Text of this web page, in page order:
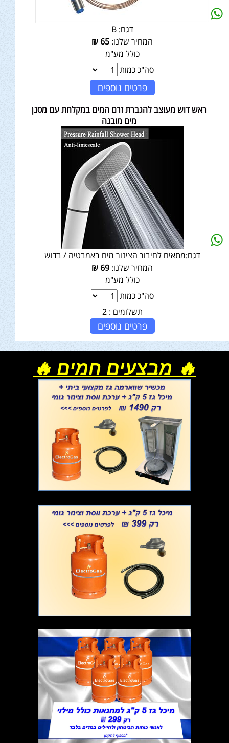
דגם: B
המחיר שלנו: 65
₪
כולל מע"מ
סה"כ כמות
פרטים נוספים
ראש דוש מעוצב להגברת זרם המים במקלחת עם מסנן
מים מובנה
דגם:​​​​​​​מתאים לחיבור הצינור מים באמבטיה / בדוש
המחיר שלנו: 69
₪
כולל מע"מ
סה"כ כמות
תשלומים : 2
פרטים נוספים
🔥 מבצעים חמים 🔥